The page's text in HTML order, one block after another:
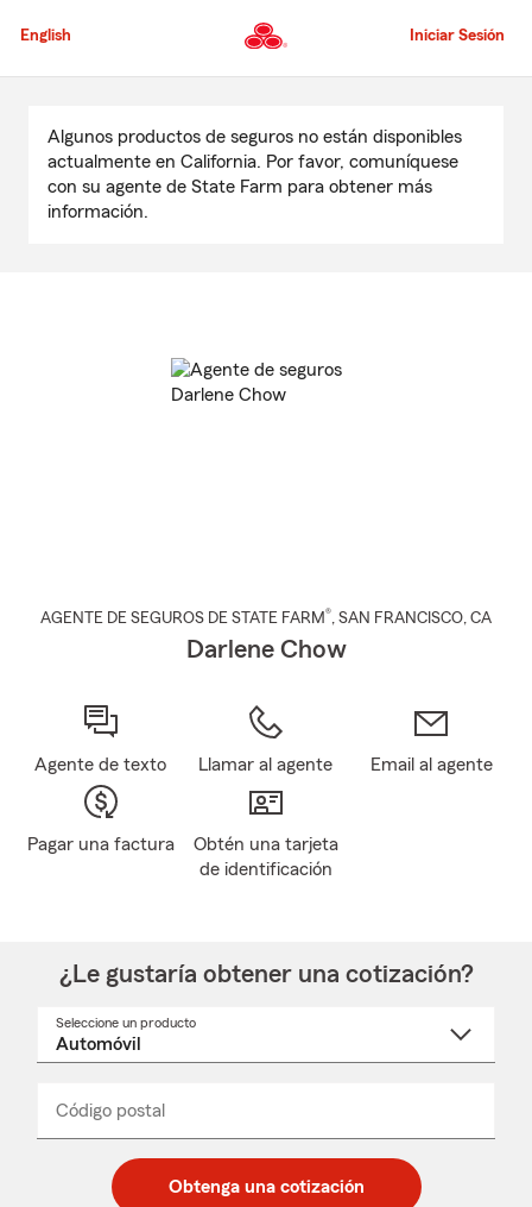
al
principal
English Iniciar Sesión
contenido
principal
Algunos productos de seguros no están disponibles
actualmente en California. Por favor, comuníquese
con su agente de State Farm para obtener más
información.
AGENTE DE SEGUROS DE STATE FARM®, SAN FRANCISCO, CA
Darlene Chow
Agente de texto Llamar al agente Email al agente
Pagar una factura
Obtén una tarjeta
de identificación
¿Le gustaría obtener una cotización?
Seleccione un producto
desplegable
Código postal
de
de
_____
Obtenga una cotización